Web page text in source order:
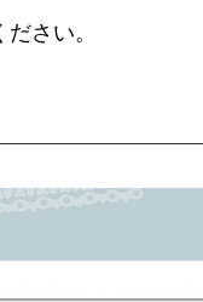
ださい。